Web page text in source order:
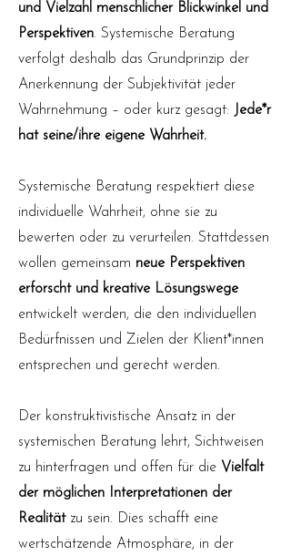
und Vielzahl menschlicher Blickwinkel und
Perspektiven. Systemische Beratung
verfolgt deshalb das Grundprinzip der
Anerkennung der Subjektivität jeder
Wahrnehmung – oder kurz gesagt: Jede*r
hat seine/ihre eigene Wahrheit.
Systemische Beratung respektiert diese
individuelle Wahrheit, ohne sie zu
bewerten oder zu verurteilen. Stattdessen
wollen gemeinsam neue Perspektiven
erforscht und kreative Lösungswege
entwickelt werden, die den individuellen
Bedürfnissen und Zielen der Klient*innen
entsprechen und gerecht werden.
Der konstruktivistische Ansatz in der
systemischen Beratung lehrt, Sichtweisen
zu hinterfragen und offen für die Vielfalt
der möglichen Interpretationen der
Realität zu sein. Dies schafft eine
wertschätzende Atmosphäre, in der